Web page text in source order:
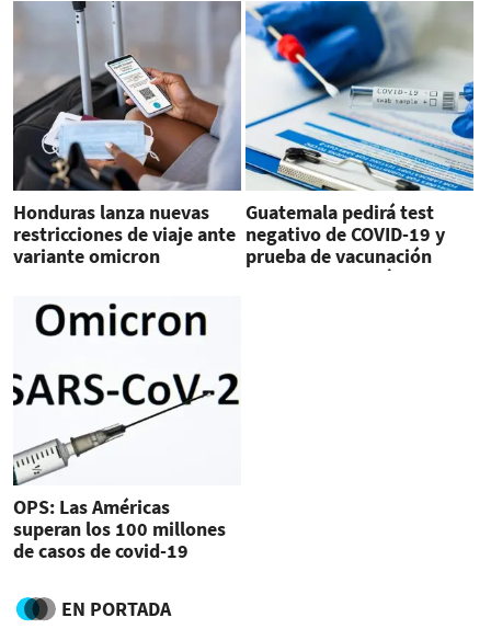
Honduras lanza nuevas
restricciones de viaje ante
variante omicron
Guatemala pedirá test
negativo de COVID-19 y
prueba de vacunación
para entrar al país
OPS: Las Américas
superan los 100 millones
de casos de covid-19
EN PORTADA